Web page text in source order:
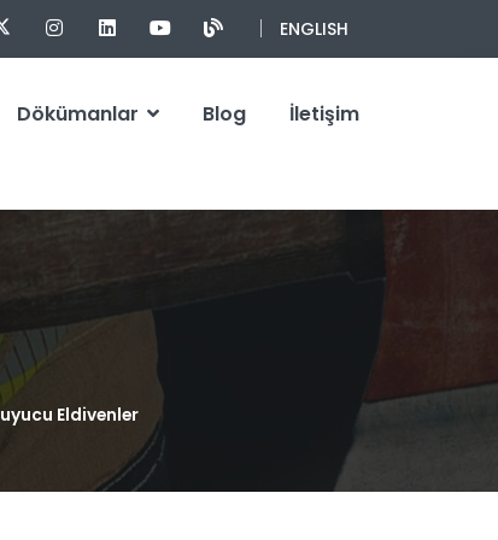
ENGLISH
Dökümanlar Blog İletişim
Eldivenler